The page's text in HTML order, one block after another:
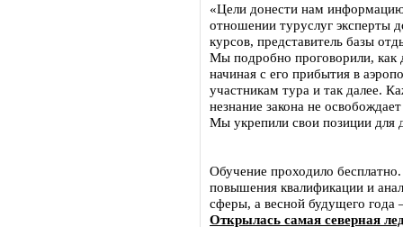
«Цели донести нам информацию
отношении туруслуг эксперты
курсов, представитель базы
Мы подробно проговорили, как
начиная с его прибытия в
участникам тура и так далее.
незнание закона не
Мы укрепили свои позиции для
Обучение проходило
повышения квалификации и
сферы, а весной будущего года
Открылась самая северная